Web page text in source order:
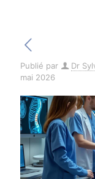
Publié par Dr
mai 2026